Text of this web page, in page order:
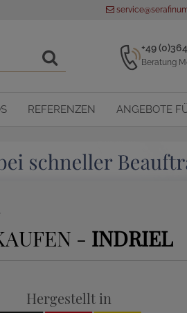
+49
Beratung
REFERENZEN ANGEBOTE
- INDRIEL
Hergestellt in